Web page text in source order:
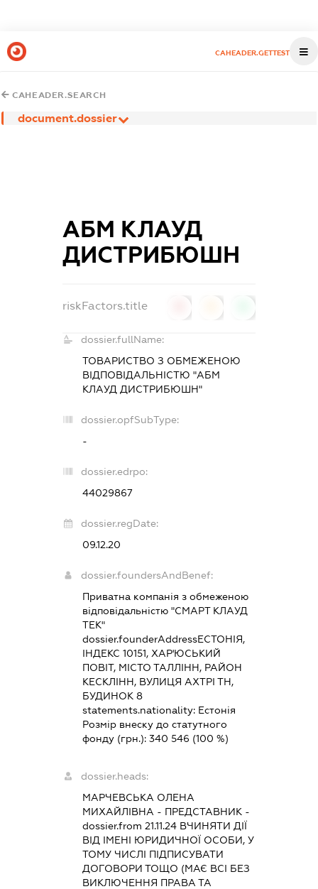
CAHEADER.GETTEST
CAHEADER.SEARCH
document.dossier
АБМ КЛАУД
ДИСТРИБЮШН
riskFactors.title
dossier.fullName:
ТОВАРИСТВО З ОБМЕЖЕНОЮ
ВІДПОВІДАЛЬНІСТЮ "АБМ
КЛАУД ДИСТРИБЮШН"
dossier.opfSubType:
-
dossier.edrpo:
44029867
dossier.regDate:
09.12.20
dossier.foundersAndBenef:
Приватна компанія з обмеженою
відповідальністю "СМАРТ КЛАУД
ТЕК"
dossier.founderAddressЕСТОНІЯ,
ІНДЕКС 10151, ХАР'ЮСЬКИЙ
ПОВІТ, МІСТО ТАЛЛІНН, РАЙОН
КЕСКЛІНН, ВУЛИЦЯ АХТРІ ТН,
БУДИНОК 8
statements.nationality: Естонія
Розмір внеску до статутного
фонду (грн.):340 546 (100 %)
dossier.heads:
МАРЧЕВСЬКА ОЛЕНА
МИХАЙЛІВНА - ПРЕДСТАВНИК -
dossier.from 21.11.24 ВЧИНЯТИ ДІЇ
ВІД ІМЕНІ ЮРИДИЧНОЇ ОСОБИ, У
ТОМУ ЧИСЛІ ПІДПИСУВАТИ
ДОГОВОРИ ТОЩО (МАЄ ВСІ БЕЗ
ВИКЛЮЧЕННЯ ПРАВА ТА